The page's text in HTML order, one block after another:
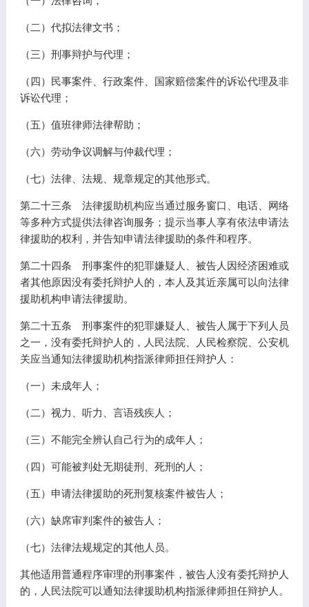
（二）代拟法律文书；
（三）刑事辩护与代理；
（四）民事案件、行政案件、国家赔偿案件的诉讼代理及非
诉讼代理；
（五）值班律师法律帮助；
（六）劳动争议调解与仲裁代理；
（七）法律、法规、规章规定的其他形式。
第二十三条 法律援助机构应当通过服务窗口、电话、网络
等多种方式提供法律咨询服务；提示当事人享有依法申请法
律援助的权利，并告知申请法律援助的条件和程序。
第二十四条 刑事案件的犯罪嫌疑人、被告人因经济困难或
者其他原因没有委托辩护人的，本人及其近亲属可以向法律
援助机构申请法律援助。
第二十五条 刑事案件的犯罪嫌疑人、被告人属于下列人员
之一，没有委托辩护人的，人民法院、人民检察院、公安机
关应当通知法律援助机构指派律师担任辩护人：
（一）未成年人；
（二）视力、听力、言语残疾人；
（三）不能完全辨认自己行为的成年人；
（四）可能被判处无期徒刑、死刑的人；
（五）申请法律援助的死刑复核案件被告人；
（六）缺席审判案件的被告人；
（七）法律法规规定的其他人员。
其他适用普通程序审理的刑事案件，被告人没有委托辩护人
的，人民法院可以通知法律援助机构指派律师担任辩护人。